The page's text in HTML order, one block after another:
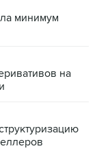
минимум
на